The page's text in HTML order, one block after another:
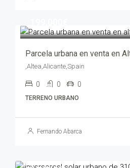
Parcela urbana en venta en
,Altea,Alicante,Spain
0 0 0
TERRENO URBANO
Fernando Abarca